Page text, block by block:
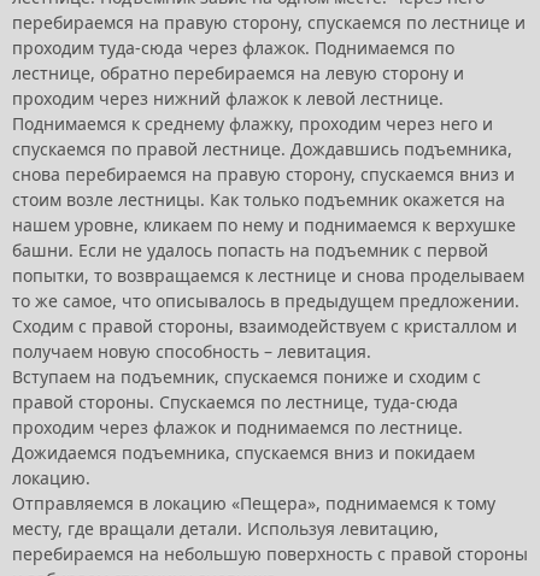
перебираемся на правую сторону, спускаемся по лестнице и
проходим туда-сюда через флажок. Поднимаемся по
лестнице, обратно перебираемся на левую сторону и
проходим через нижний флажок к левой лестнице.
Поднимаемся к среднему флажку, проходим через него и
спускаемся по правой лестнице. Дождавшись подъемника,
снова перебираемся на правую сторону, спускаемся вниз и
стоим возле лестницы. Как только подъемник окажется на
нашем уровне, кликаем по нему и поднимаемся к верхушке
башни. Если не удалось попасть на подъемник с первой
попытки, то возвращаемся к лестнице и снова проделываем
то же самое, что описывалось в предыдущем предложении.
Сходим с правой стороны, взаимодействуем с кристаллом и
получаем новую способность – левитация.
Вступаем на подъемник, спускаемся пониже и сходим с
правой стороны. Спускаемся по лестнице, туда-сюда
проходим через флажок и поднимаемся по лестнице.
Дожидаемся подъемника, спускаемся вниз и покидаем
локацию.
Отправляемся в локацию «Пещера», поднимаемся к тому
месту, где вращали детали. Используя левитацию,
перебираемся на небольшую поверхность с правой стороны